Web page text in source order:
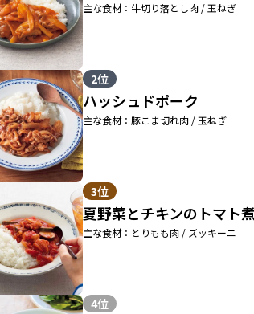
主な食材：牛切り落とし肉 / 玉ねぎ
2位
ハッシュドポーク
主な食材：豚こま切れ肉 / 玉ねぎ
3位
夏野菜とチキンのトマト煮
主な食材：とりもも肉 / ズッキーニ
4位